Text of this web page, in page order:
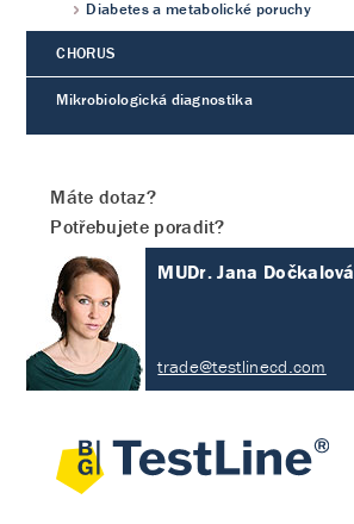
Diabetes a metabolické poruchy
CHORUS
Mikrobiologická diagnostika
Máte dotaz?
Potřebujete poradit?
MUDr. Jana Dočkalová
trade@testlinecd.com